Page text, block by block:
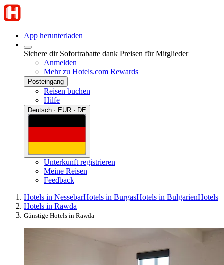
App herunterladen
Sichere dir Sofortrabatte dank Preisen für Mitglieder
Anmelden
Mehr zu Hotels.com Rewards
Posteingang
Reisen buchen
Hilfe
Deutsch · EUR · DE
Unterkunft registrieren
Meine Reisen
Feedback
Hotels in NessebarHotels in BurgasHotels in BulgarienHotels
Hotels in Rawda
Günstige Hotels in Rawda